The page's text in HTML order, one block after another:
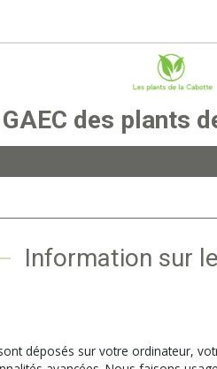
GAEC des plants
Information sur
déposés sur votre ordinateur,